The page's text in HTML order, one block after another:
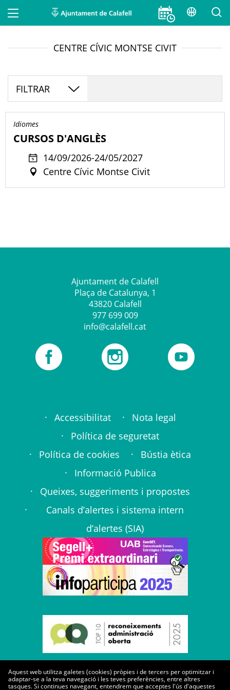
PER TEMES I SERVEIS
MUNICIPI
AGENDA D'ACTIVITATS, CURSOS I TALLERS
NOTÍCIES
Transparència
Treball i empresa
Seu electrònica AOC
Tipus de contingut
CERCAR
CENTRE CÍVIC MONTSE CIVIT
FILTRAR
Idiomes
CURSOS D'ANGLÈS
14/09/2026-24/05/2027
Centre Cívic Montse Civit
Ajuntament de Calafell
Plaça de Catalunya, 1
43820 Calafell
977 699 009
info@calafell.cat
Social linksL'Ajuntament de Calafell a Facebook
Instagram Canal YouTube
Footer linksAccessibilitat
Nota legal
Política de seguretat
Política de cookies
Bústia ètica
Informació Publica
Queixes, suggeriments i propostes
Canals d’alertes i sistema intern
d’alertes (SIA)
Aquest web utilitza galetes (cookies) pròpies i de tercers per optimitzar i
adaptar-se a la teva navegació i les teves preferències, entre altres
tasques. Si continues navegant, entendrem que acceptes l'ús d'aquestes